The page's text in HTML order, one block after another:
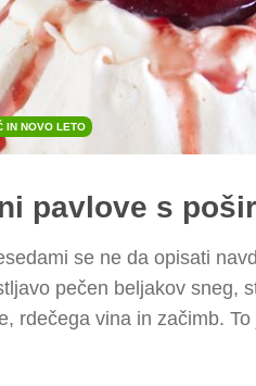
IN NOVO LETO
pavlove s
se ne da opisati
pečen beljakov sneg,
rdečega vina in začimb.